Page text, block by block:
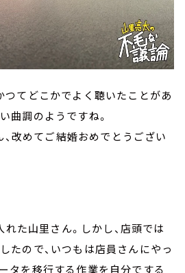
つてどこかでよく聴いたことがあ
曲調のようですね。
改めてご結婚おめでとうござい
た山里さん。しかし、店頭では
たので、いつもは店員さんにやっ
タを移行する作業を自分でする